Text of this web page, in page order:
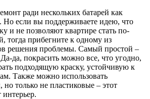
ради нескольких батарей как
если вы поддерживаете идею, что
и не позволяют квартире стать по-
тогда прибегните к одному из
решения проблемы. Самый простой –
да, покрасить можно все, что угодно,
подходящую краску, устойчивую к
Также можно использовать
только не пластиковые – этот
интерьер.